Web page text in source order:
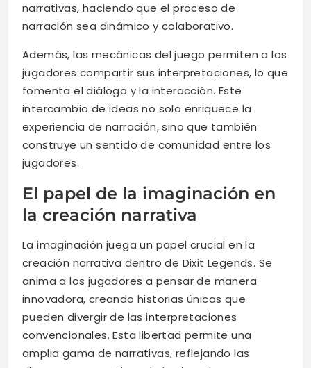
narrativas, haciendo que el proceso de
narración sea dinámico y colaborativo.
Además, las mecánicas del juego permiten a los
jugadores compartir sus interpretaciones, lo que
fomenta el diálogo y la interacción. Este
intercambio de ideas no solo enriquece la
experiencia de narración, sino que también
construye un sentido de comunidad entre los
jugadores.
El papel de la imaginación en
la creación narrativa
La imaginación juega un papel crucial en la
creación narrativa dentro de Dixit Legends. Se
anima a los jugadores a pensar de manera
innovadora, creando historias únicas que
pueden divergir de las interpretaciones
convencionales. Esta libertad permite una
amplia gama de narrativas, reflejando las